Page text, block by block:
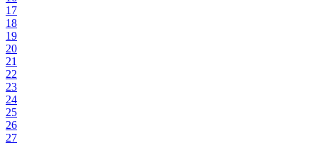
17
18
19
20
21
22
23
24
25
26
27